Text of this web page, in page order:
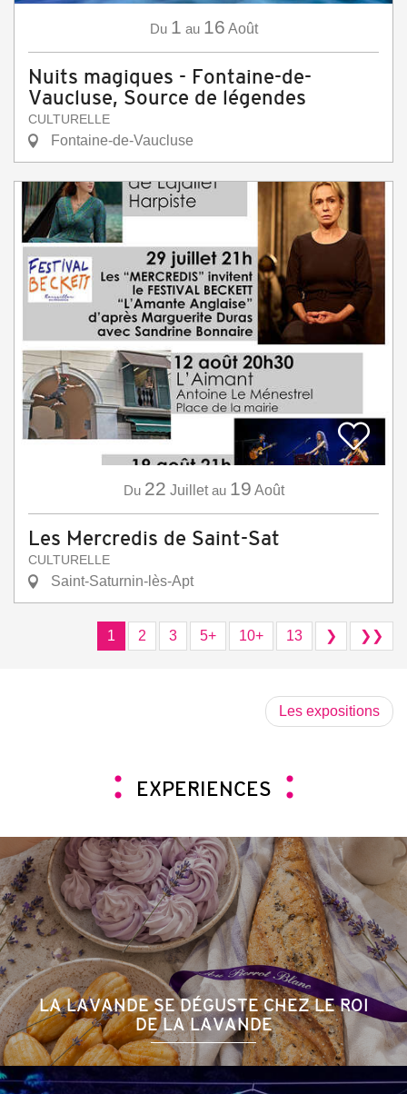
Du 1 au 16 Août
Nuits magiques - Fontaine-de-
Vaucluse, Source de légendes
CULTURELLE
Fontaine-de-Vaucluse
Du 22 Juillet au 19 Août
Les Mercredis de Saint-Sat
CULTURELLE
Saint-Saturnin-lès-Apt
1 2 3 5+ 10+ 13 ❯ ❯❯
Les expositions
EXPERIENCES
LA LAVANDE SE DÉGUSTE CHEZ LE ROI
DE LA LAVANDE